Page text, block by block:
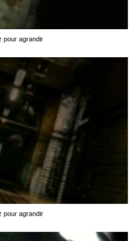
pour agrandir
pour agrandir